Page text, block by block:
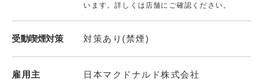
います。詳しくは店舗にご確認ください。
受動喫煙対策 対策あり(禁煙)
雇用主 日本マクドナルド株式会社